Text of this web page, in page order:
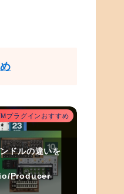
プラグインおすすめ
ドルの違いを
Producer